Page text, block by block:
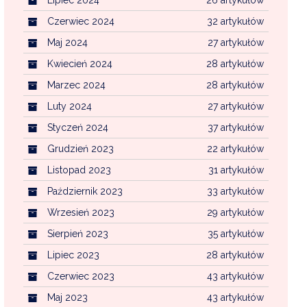
32 artykułów
Czerwiec 2024
27 artykułów
Maj 2024
28 artykułów
Kwiecień 2024
28 artykułów
Marzec 2024
27 artykułów
Luty 2024
37 artykułów
Styczeń 2024
22 artykułów
Grudzień 2023
31 artykułów
Listopad 2023
33 artykułów
Październik 2023
29 artykułów
Wrzesień 2023
35 artykułów
Sierpień 2023
28 artykułów
Lipiec 2023
43 artykułów
Czerwiec 2023
43 artykułów
Maj 2023